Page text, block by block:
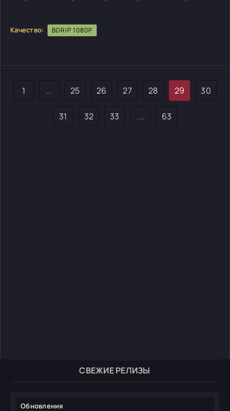
СВЕЖИЕ РЕЛИЗЫ
Обновления
Качество: BDRIP 1080P
1 ... 25 26 27 28 29 30
31 32 33 ... 63